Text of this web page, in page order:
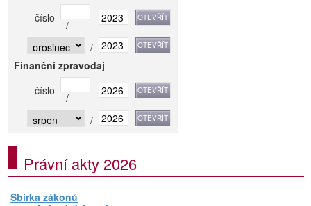
číslo
/
/
Finanční zpravodaj
číslo
/
/
Právní akty 2026
Sbírka zákonů